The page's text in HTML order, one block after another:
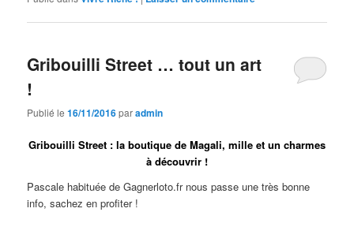
Gribouilli Street … tout un art
!
Publié le16/11/2016paradmin
Gribouilli Street : la boutique de Magali, mille et un charmes
à découvrir !
Pascale habituée de Gagnerloto.fr nous passe une très bonne
info, sachez en profiter !